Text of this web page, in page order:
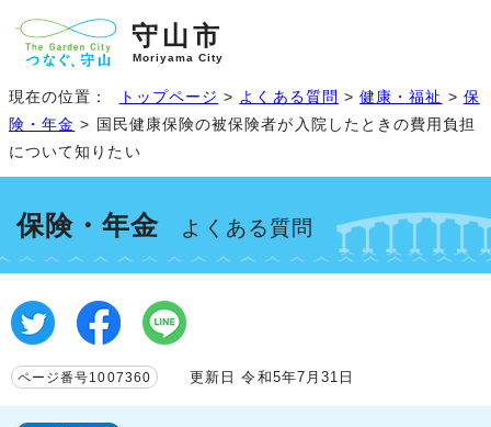
守山市
Moriyama City
現在の位置： トップページ > よくある質問 >健康・福祉 > 保
険・年金 > 国民健康保険の被保険者が入院したときの費用負担
について知りたい
保険・年金 よくある質問
ページ番号1007360 更新日 令和5年7月31日